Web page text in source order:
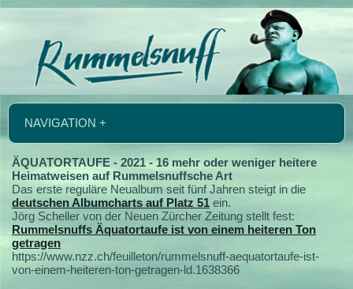
NAVIGATION +
ÄQUATORTAUFE - 2021 - 16 mehr oder weniger heitere
Heimatweisen auf Rummelsnuffsche Art
Das erste reguläre Neualbum seit fünf Jahren steigt in die
deutschen Albumcharts auf Platz 51 ein.
Jörg Scheller von der Neuen Zürcher Zeitung stellt fest:
Rummelsnuffs Äquatortaufe ist von einem heiteren Ton
getragen
https://www.nzz.ch/feuilleton/rummelsnuff-aequatortaufe-ist-
von-einem-heiteren-ton-getragen-ld.1638366